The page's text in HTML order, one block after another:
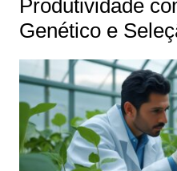
Produtividade
Genético e